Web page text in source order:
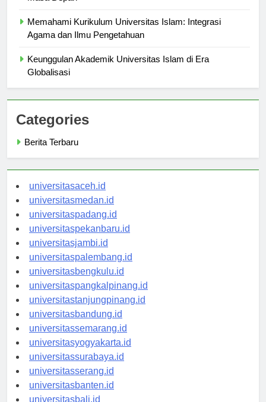
Memahami Kurikulum Universitas Islam: Integrasi
Keunggulan Akademik Universitas Islam di Era
Categories
universitasaceh.id
universitasmedan.id
universitaspadang.id
universitaspekanbaru.id
universitasjambi.id
universitaspalembang.id
universitasbengkulu.id
universitaspangkalpinang.id
universitastanjungpinang.id
universitasbandung.id
universitassemarang.id
universitasyogyakarta.id
universitassurabaya.id
universitasserang.id
universitasbanten.id